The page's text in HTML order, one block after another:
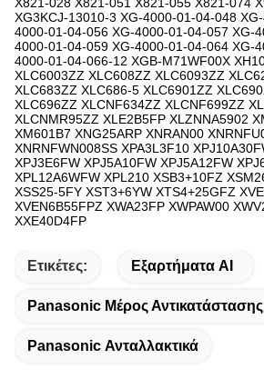
Ετικέτες: Εξαρτήματα AI
Panasonic Μέρος Αντικατάστασης
Panasonic Ανταλλακτικά